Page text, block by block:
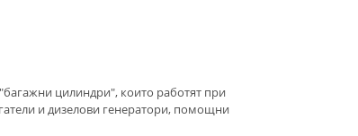
цилиндри", които работят при
и дизелови генератори, помощни